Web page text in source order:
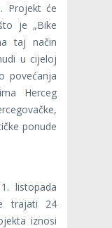
Projekt će
je „Bike
taj način
u cijeloj
povećanja
Herceg
ponude
listopada
trajati 24
iznosi